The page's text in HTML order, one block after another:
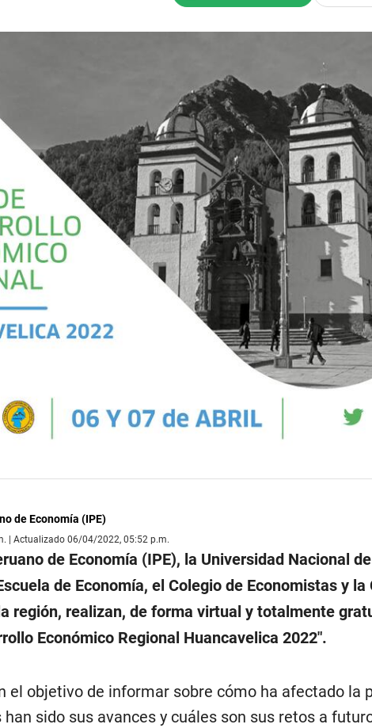
de Economía (IPE)
| Actualizado 06/04/2022, 05:52 p.m.
de Economía (IPE), la Universidad Nacional
de Economía, el Colegio de Economistas y la
región, realizan, de forma virtual y totalmente
Económico Regional Huancavelica 2022″.
el objetivo de informar sobre cómo ha afectado la
han sido sus avances y cuáles son sus retos a